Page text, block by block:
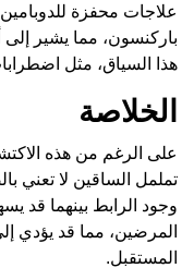
علاجات محفزة
باركنسون، مما يشير
هذا السياق، مثل
الخلاصة
على الرغم من هذه
تململ الساقين لا تعني
وجود الرابط بينهما قد
المرضين، مما قد يؤدي
المستقبل.